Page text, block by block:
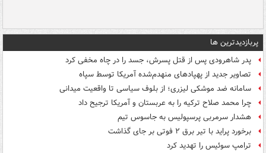
پربازدیدترین ها
پدر شاهرودی پس از قتل پسرش، جسد را در چاه مخفی کرد
تصاویر جدید از پهپادهای منهدم‌شده آمریکا توسط سپاه
سامانه ضد موشکی لیزری؛ از بلوف سیاسی تا واقعیت میدانی
چرا محمد صلاح ترکیه را به عربستان و آمریکا ترجیح داد
هشدار سرمربی پرسپولیس به جاسوس تیم
برخورد پراید با تیر برق ۲ فوتی بر جای گذاشت
ترامپ سوئیس را تهدید کرد